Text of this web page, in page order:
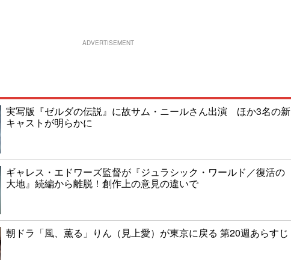
ADVERTISEMENT
実写版『ゼルダの伝説』に故サム・ニールさん出演 ほか3名の新
キャストが明らかに
ギャレス・エドワーズ監督が『ジュラシック・ワールド／復活の
大地』続編から離脱！創作上の意見の違いで
朝ドラ「風、薫る」りん（見上愛）が東京に戻る 第20週あらすじ